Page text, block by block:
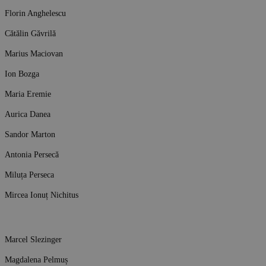
Florin Anghelescu
Cătălin Găvrilă
Marius Maciovan
Ion Bozga
Maria Eremie
Aurica Danea
Sandor Marton
Antonia Persecă
Miluța Perseca
Mircea Ionuț Nichitus
Marcel Slezinger
Magdalena Pelmuș